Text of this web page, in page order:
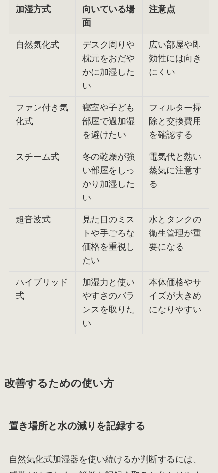
加湿方式
向いている場
面
注意点
自然気化式
デスク周りや
枕元をおだや
かに加湿した
い
広い部屋や即
効性には向き
にくい
ファン付き気
化式
寝室や子ども
部屋で過加湿
を避けたい
フィルター掃
除と交換費用
を確認する
スチーム式
冬の乾燥が強
い部屋をしっ
かり加湿した
い
電気代と熱い
蒸気に注意す
る
超音波式
見た目のミス
トや手ごろな
価格を重視し
たい
水とタンクの
衛生管理が重
要になる
ハイブリッド
式
加湿力と使い
やすさのバラ
ンスを取りた
い
本体価格やサ
イズが大きめ
になりやすい
改善するための使い方
置き場所と水の減りを記録する
自然気化式加湿器を使い続けるか判断するには、